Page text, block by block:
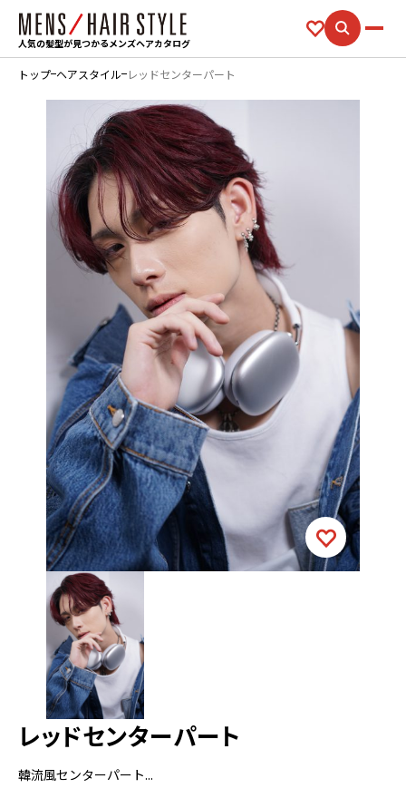
人気の髪型が見つかるメンズヘアカタログ
トップ ヘアスタイル レッドセンターパート
レッドセンターパート
韓流風センターパート...